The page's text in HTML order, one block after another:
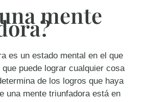
mente
es un estado mental en el que
puede lograr cualquier cosa
de los logros que haya
una mente triunfadora está en